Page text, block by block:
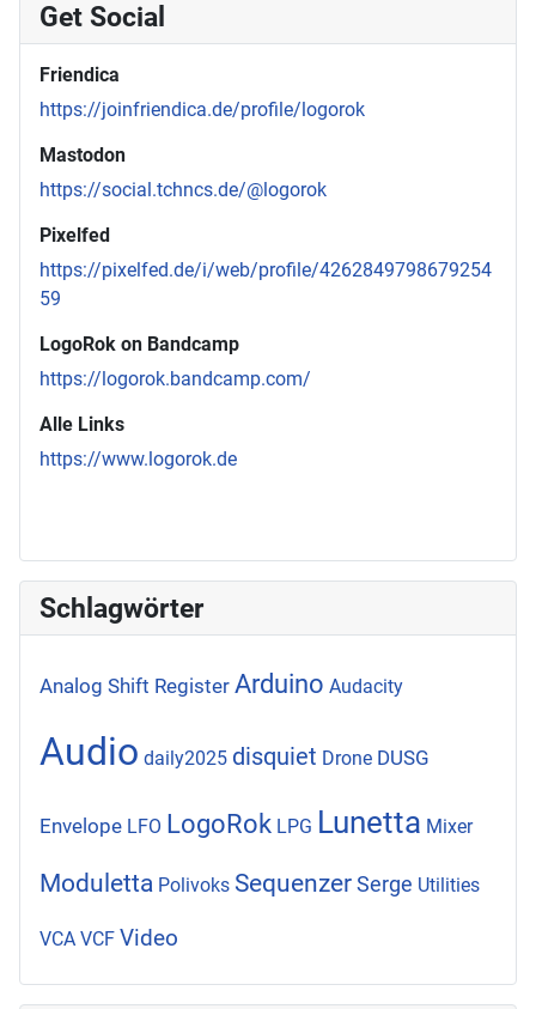
Get Social
Friendica
https://joinfriendica.de/profile/logorok
Mastodon
https://social.tchncs.de/@logorok
Pixelfed
https://pixelfed.de/i/web/profile/4262849798679254
59
LogoRok on Bandcamp
https://logorok.bandcamp.com/
Alle Links
https://www.logorok.de
Schlagwörter
Analog Shift Register Arduino Audacity
Audio daily2025 disquiet Drone DUSG
Envelope LFO LogoRok LPG Lunetta Mixer
Moduletta Polivoks SequenzerSerge Utilities
VCA VCF Video